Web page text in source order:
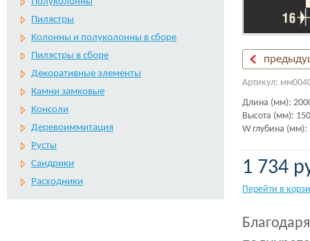
Пилястры
Колонны и полуколонны в сборе
Пилястры в сборе
Декоративные элементы
Камни замковые
Консоли
Деревоиммитация
Русты
Сандрики
Расходники
Артикул:
Длина (мм):
Высота (мм): 150
W глубина (мм):
1 734
Перейти в